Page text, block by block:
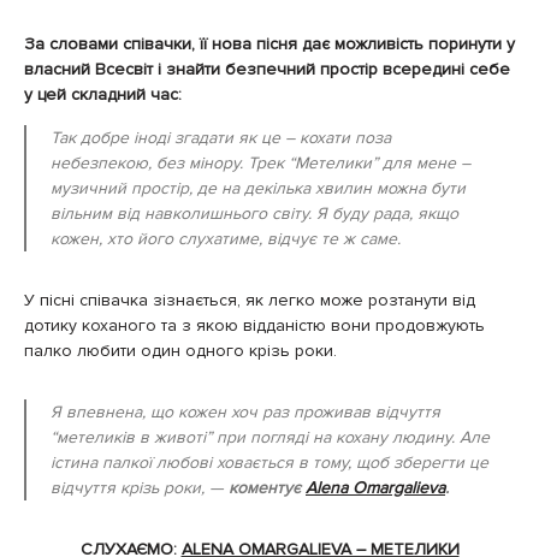
За словами співачки, її нова пісня дає можливість поринути у
власний Всесвіт і знайти безпечний простір всередині себе
у цей складний час:
Так добре іноді згадати як це – кохати поза
небезпекою, без мінору. Трек “Метелики” для мене –
музичний простір, де на декілька хвилин можна бути
вільним від навколишнього світу. Я буду рада, якщо
кожен, хто його слухатиме, відчує те ж саме.
У пісні співачка зізнається, як легко може розтанути від
дотику коханого та з якою відданістю вони продовжують
палко любити один одного крізь роки.
Я впевнена, що кожен хоч раз проживав відчуття
“метеликів в животі” при погляді на кохану людину. Але
істина палкої любові ховається в тому, щоб зберегти це
відчуття крізь роки, — коментуєAlena Omargalieva.
СЛУХАЄМО: ALENA OMARGALIEVA – МЕТЕЛИКИ